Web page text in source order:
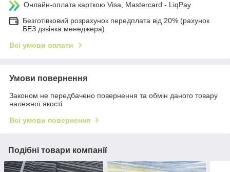
Онлайн-оплата карткою Visa, Mastercard - LiqPay
Безготівковий розрахунок передплата від 20% (рахунок
БЕЗ дзвінка менеджера)
Всі умови оплати
Умови повернення
Законом не передбачено повернення та обмін даного товару
належної якості
Всі умови повернення
Подібні товари компанії